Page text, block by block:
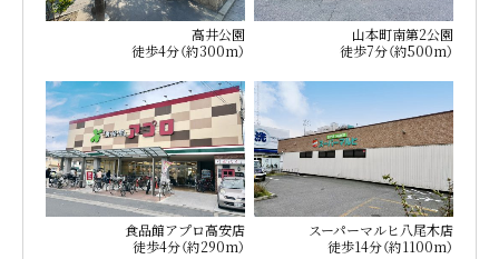
高井公園
徒歩4分（約300m）
山本町南第2公園
徒歩7分（約500m）
食品館アプロ高安店
徒歩4分（約290m）
スーパーマルヒ八尾木店
徒歩14分（約1100m）